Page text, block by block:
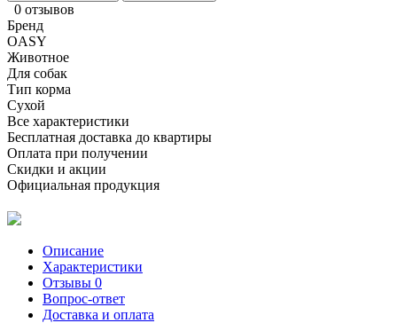
0 отзывов
Бренд
OASY
Животное
Для собак
Тип корма
Сухой
Все характеристики
Бесплатная доставка до квартиры
Оплата при получении
Скидки и акции
Официальная продукция
Описание
Характеристики
Отзывы 0
Вопрос-ответ
Доставка и оплата